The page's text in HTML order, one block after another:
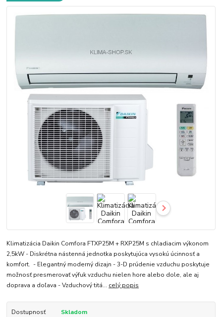
Klimatizácia Daikin Comfora FTXP25M + RXP25M s chladiacim výkonom
2,5kW - Diskrétna nástenná jednotka poskytujúca vysokú úcinnosť a
komfort. - Elegantný moderný dizajn - 3-D prúdenie vzduchu poskytuje
možnosť presmerovať výfuk vzduchu nielen hore alebo dole, ale aj
doprava a doľava - Vzduchový titá... celý popis
Dostupnosť Skladom